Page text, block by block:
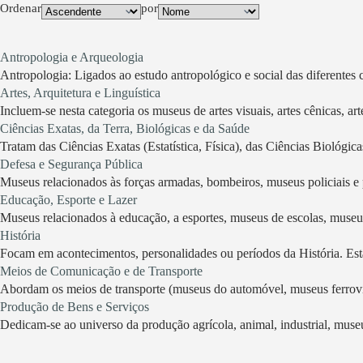
Ordenar por
Antropologia e Arqueologia
Antropologia: Ligados ao estudo antropológico e social das
Artes, Arquitetura e Linguística
Incluem-se nesta categoria os museus de artes visuais, artes cênicas,
Ciências Exatas, da Terra, Biológicas e da Saúde
Tratam das Ciências Exatas (Estatística, Física), das Ciências
Defesa e Segurança Pública
Museus relacionados às forças armadas, bombeiros, museus policiais
Educação, Esporte e Lazer
Museus relacionados à educação, a esportes, museus de escolas,
História
Focam em acontecimentos, personalidades ou períodos da História.
Meios de Comunicação e de Transporte
Abordam os meios de transporte (museus do automóvel, museus
Produção de Bens e Serviços
Dedicam-se ao universo da produção agrícola, animal, industrial,